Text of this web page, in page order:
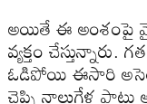
అయితే ఈ అంశంపై
వ్య‌క్తం
ఓడిపోయి ఈసారి
చెప్పి నాలుగేళ్ల